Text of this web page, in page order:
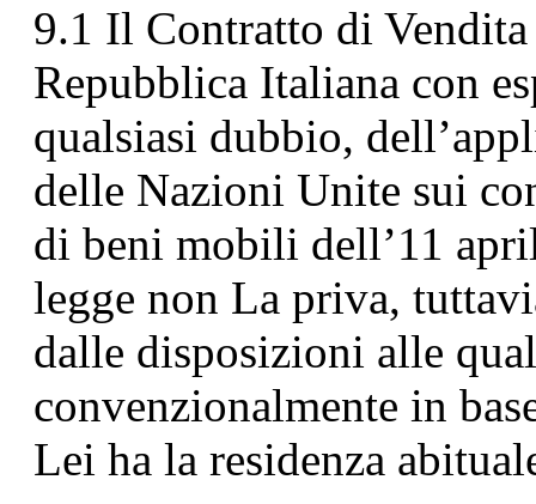
9.1 Il Contratto di
Repubblica Italiana con
qualsiasi dubbio,
delle Nazioni Unite sui
di beni mobili dell’11
legge non La priva,
dalle disposizioni alle
convenzionalmente in
Lei ha la residenza